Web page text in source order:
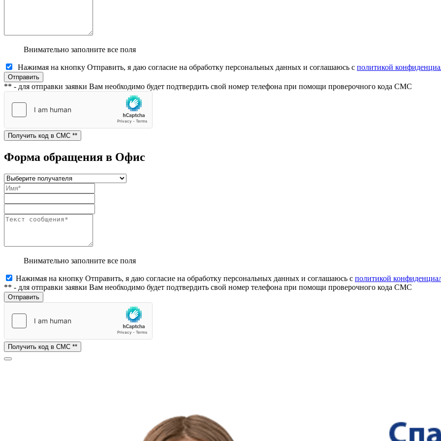
Внимательно заполните все поля
Нажимая на кнопку Отправить, я даю согласие на обработку персональных данных и соглашаюсь с политикой
** - для отправки заявки Вам необходимо будет подтвердить свой номер телефона при помощи проверочного кода СМС
Форма обращения в Офис
Внимательно заполните все поля
Нажимая на кнопку Отправить, я даю согласие на обработку персональных данных и соглашаюсь с политикой
** - для отправки заявки Вам необходимо будет подтвердить свой номер телефона при помощи проверочного кода СМС